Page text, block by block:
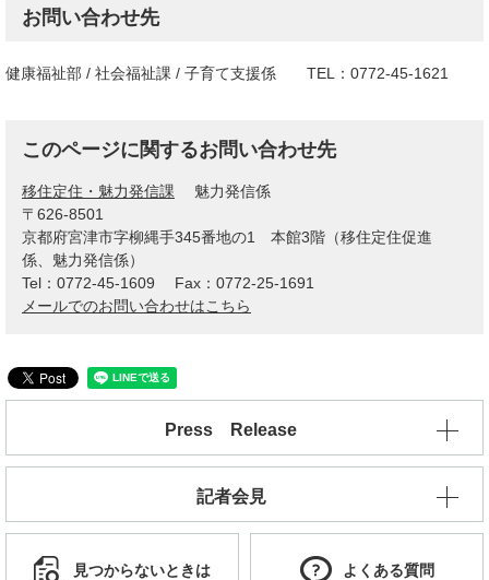
お問い合わせ先
健康福祉部 / 社会福祉課 / 子育て支援係 TEL：0772-45-1621
このページに関するお問い合わせ先
移住定住・魅力発信課
魅力発信係
〒626-8501
京都府宮津市字柳縄手345番地の1 本館3階（移住定住促進
係、魅力発信係）
Tel：0772-45-1609
Fax：0772-25-1691
メールでのお問い合わせはこちら
Press Release
記者会見
見つからないときは よくある質問